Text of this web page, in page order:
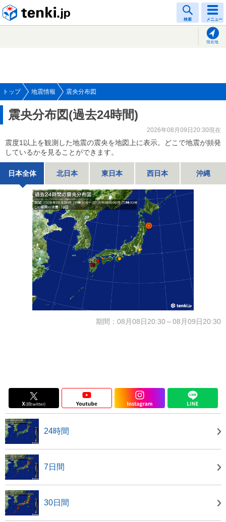
検索 メニュー
現在地
トップ 地震情報 震央分布図
震央分布図(過去24時間)
2026年08月09日20:30現在
震度1以上を観測した地震の震央を地図上に表示。どこで地震が頻発
しているかを見ることができます。
日本全体 北日本 東日本 西日本 沖縄
期間：08月08日20:30～08月09日20:30
24時間
7日間
30日間